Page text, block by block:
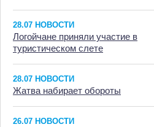
28.07 НОВОСТИ
Логойчане приняли участие в
туристическом слете
28.07 НОВОСТИ
Жатва набирает обороты
26.07 НОВОСТИ